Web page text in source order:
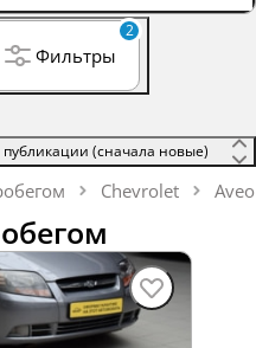
2
Фильтры
Chevrolet Aveo
передний